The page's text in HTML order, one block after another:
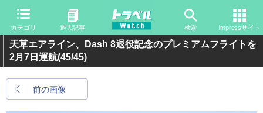
カテゴリ 過去記事 検索 Impressサイト
天草エアライン、Dash 8退役記念のプレミアムフライトを
2月7日運航(45/45)
前の画像